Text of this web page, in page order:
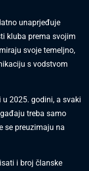
unaprjeđuje
kluba prema svojim
svoje temeljno,
s vodstvom
2025. godini, a svaki
treba samo
se preuzimaju na
i broj članske